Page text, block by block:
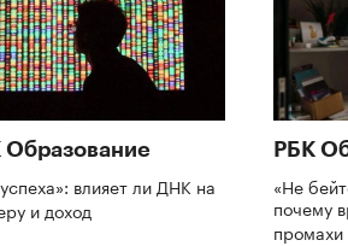
Образование
влияет ли ДНК на
и доход
РБК
«Не
почему